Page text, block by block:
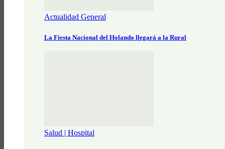
Actualidad General
La Fiesta Nacional del Holando llegará a la Rural
Salud | Hospital